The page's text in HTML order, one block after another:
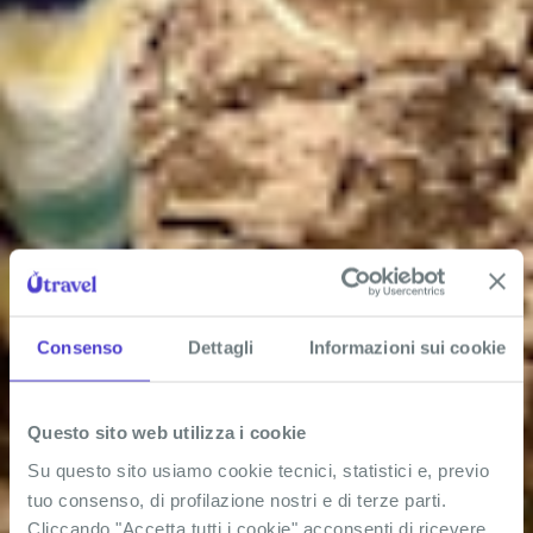
Consenso Dettagli Informazioni sui cookie
Questo sito web utilizza i cookie
Su questo sito usiamo cookie tecnici, statistici e, previo
tuo consenso, di profilazione nostri e di terze parti.
Cliccando "Accetta tutti i cookie" acconsenti di ricevere